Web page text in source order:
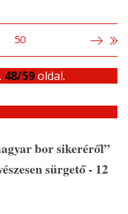
50
48/59oldal.
bor sikeréről”
sürgető - 12